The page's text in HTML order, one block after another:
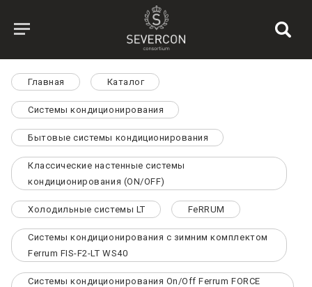
Главная Каталог
Системы кондиционирования
Бытовые системы кондиционирования
Классические настенные системы
кондиционирования (ON/OFF)
Холодильные системы LT FeRRUM
Системы кондиционирования с зимним комплектом
Ferrum FIS-F2-LT WS40
Системы кондиционирования On/Off Ferrum FORCE